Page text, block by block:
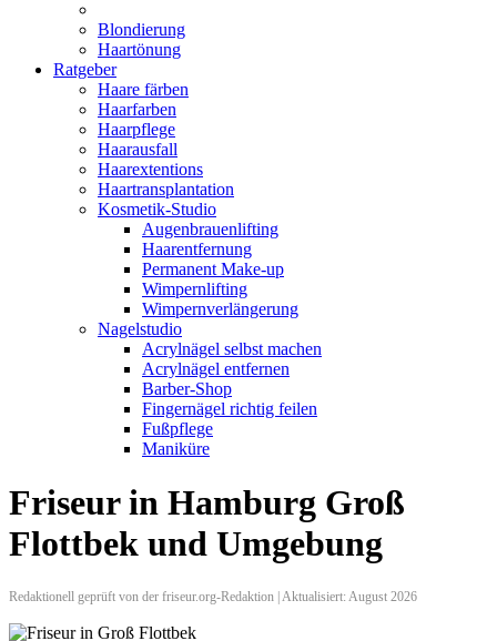
Blondierung
Haartönung
Ratgeber
Haare färben
Haarfarben
Haarpflege
Haarausfall
Haarextentions
Haartransplantation
Kosmetik-Studio
Augenbrauenlifting
Haarentfernung
Permanent Make-up
Wimpernlifting
Wimpernverlängerung
Nagelstudio
Acrylnägel selbst machen
Acrylnägel entfernen
Barber-Shop
Fingernägel richtig feilen
Fußpflege
Maniküre
Friseur in Hamburg Groß
Flottbek und Umgebung
Redaktionell geprüft von der friseur.org-Redaktion | Aktualisiert: August 2026